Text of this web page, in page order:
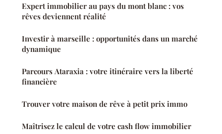
Expert immobilier au pays du mont blanc : vos
rêves deviennent réalité
Investir à marseille : opportunités dans un marché
dynamique
Parcours Ataraxia : votre itinéraire vers la liberté
financière
Trouver votre maison de rêve à petit prix immo
Maîtrisez le calcul de votre cash flow immobilier